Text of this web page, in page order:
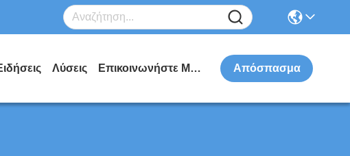
Λύσεις Επικοινωνήστε Μαζί Μας Απόσπασμα